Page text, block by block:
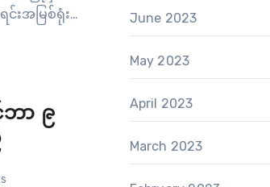
းအမြစ်ရုံး
ာ ၉
June 2023
May 2023
April 2023
March 2023